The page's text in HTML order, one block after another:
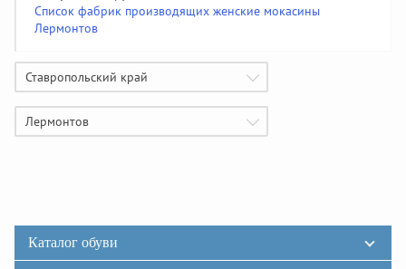
Список фабрик производящих женские мокасины
Лермонтов
Ставропольский край
Лермонтов
Каталог обуви